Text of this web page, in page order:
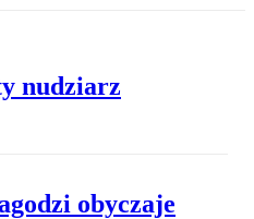
nudziarz
obyczaje